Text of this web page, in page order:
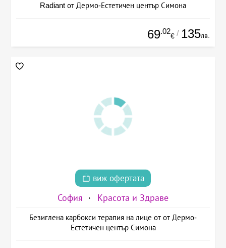
Radiant от Дермо-Естетичен център Симона
69.02
€ / 135лв.
виж офертата
София Красота и Здраве
Безиглена карбокси терапия на лице от от Дермо-
Естетичен център Симона